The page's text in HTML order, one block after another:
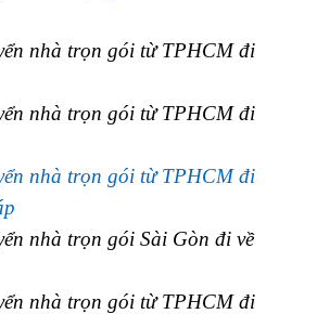
nhà trọn gói từ TPHCM đi
nhà trọn gói từ TPHCM đi
nhà trọn gói từ TPHCM đi
nhà trọn gói Sài Gòn đi về
nhà trọn gói từ TPHCM đi